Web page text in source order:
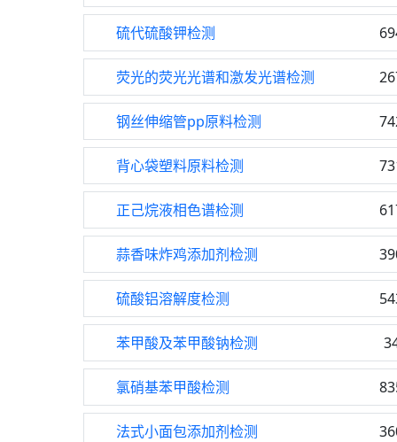
硫代硫酸钾检测
荧光的荧光光谱和激发光谱检测
钢丝伸缩管pp原料检测
背心袋塑料原料检测
正己烷液相色谱检测
蒜香味炸鸡添加剂检测
硫酸铝溶解度检测
苯甲酸及苯甲酸钠检测
氯硝基苯甲酸检测
法式小面包添加剂检测